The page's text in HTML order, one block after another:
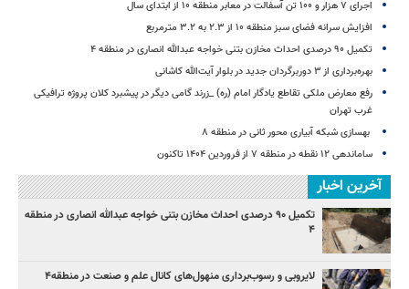
اجرای ۷ هزار و ۱۰۰ تن آسفالت در معابر منطقه ۱۰ از ابتدای سال
افزایش سرانه فضای سبز منطقه ۱۰ از ۲.۳ به ۳.۲ مترمربع
تکمیل ۹۰ درصدی احداث مخازن بتنی خواجه عبدالله انصاری در منطقه ۴
بهره‌برداری از ۳ دوربرگردان جدید در بلوار آیت‌الله کاشانی
رفع معارض ملکی تقاطع یادگار امام (ره) _زرند گامی دیگر در پیشبرد کلان پروژه‌ ترافیکی
غرب تهران
بهسازی شبکه آبیاری محور ثانی در منطقه ۸
ساماندهی ۱۲ نقطه در منطقه ۷ از فروردین ۱۴۰۴ تاکنون
آخرین اخبار
تکمیل ۹۰ درصدی احداث مخازن بتنی خواجه عبدالله انصاری در منطقه
۴
لایروبی و رسوب‌برداری منهول‌های کانال علم و صنعت در منطقه۴